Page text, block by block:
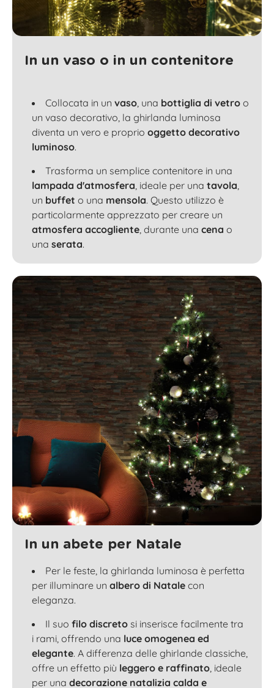
In un vaso o in un contenitore
Collocata in un vaso, una bottiglia di vetro o
un vaso decorativo, la ghirlanda luminosa
diventa un vero e proprio oggetto decorativo
luminoso.
Trasforma un semplice contenitore in una
lampada d'atmosfera, ideale per una tavola,
un buffet o una mensola. Questo utilizzo è
particolarmente apprezzato per creare un
atmosfera accogliente, durante una cena o
una serata.
In un abete per Natale
Per le feste, la ghirlanda luminosa è perfetta
per illuminare un albero di Natale con
eleganza.
Il suo filo discreto si inserisce facilmente tra
i rami , offrendo una luce omogenea ed
elegante. A differenza delle ghirlande classiche,
offre un effetto più leggero e raffinato , ideale
per una decorazione natalizia calda e